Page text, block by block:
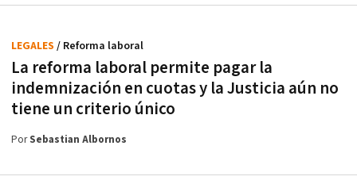
La reforma laboral permite pagar la
indemnización en cuotas y la Justicia aún no
tiene un criterio único
LEGALES / Reforma laboral
PorSebastian Albornos